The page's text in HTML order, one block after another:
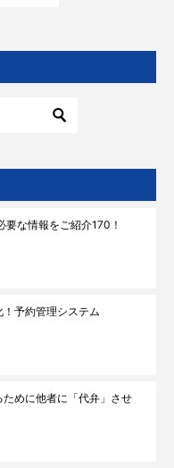
な情報をご紹介170！
予約管理システム
めに他者に「代弁」させ